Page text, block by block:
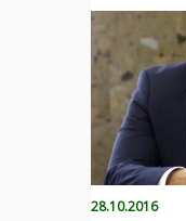
28.10.2016